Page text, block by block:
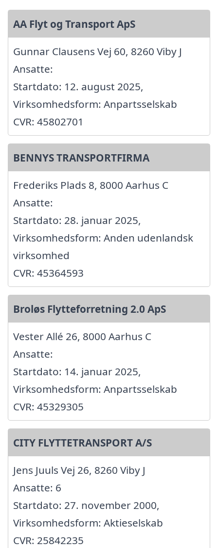
AA Flyt og Transport ApS
Gunnar Clausens Vej 60, 8260 Viby J
Ansatte:
Startdato: 12. august 2025,
Virksomhedsform: Anpartsselskab
CVR: 45802701
BENNYS TRANSPORTFIRMA
Frederiks Plads 8, 8000 Aarhus C
Ansatte:
Startdato: 28. januar 2025,
Virksomhedsform: Anden udenlandsk
virksomhed
CVR: 45364593
Broløs Flytteforretning 2.0 ApS
Vester Allé 26, 8000 Aarhus C
Ansatte:
Startdato: 14. januar 2025,
Virksomhedsform: Anpartsselskab
CVR: 45329305
CITY FLYTTETRANSPORT A/S
Jens Juuls Vej 26, 8260 Viby J
Ansatte: 6
Startdato: 27. november 2000,
Virksomhedsform: Aktieselskab
CVR: 25842235